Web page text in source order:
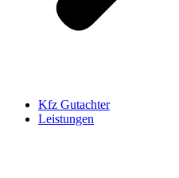
Kfz Gutachter
Leistungen